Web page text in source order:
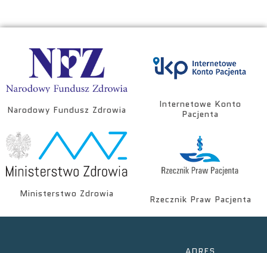
Narodowy Fundusz Zdrowia
Internetowe Konto
Pacjenta
Ministerstwo Zdrowia
Rzecznik Praw Pacjenta